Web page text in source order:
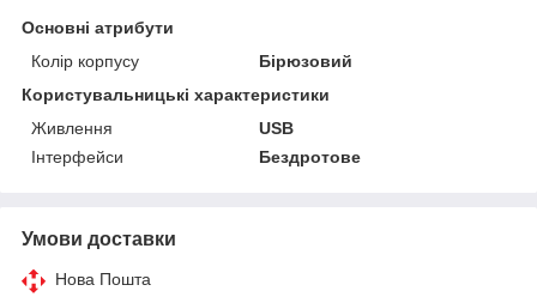
Основні атрибути
Колір корпусу
Бірюзовий
Користувальницькі характеристики
Живлення
USB
Інтерфейси
Бездротове
Умови доставки
Нова Пошта